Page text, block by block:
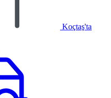
Koçtaş'ta